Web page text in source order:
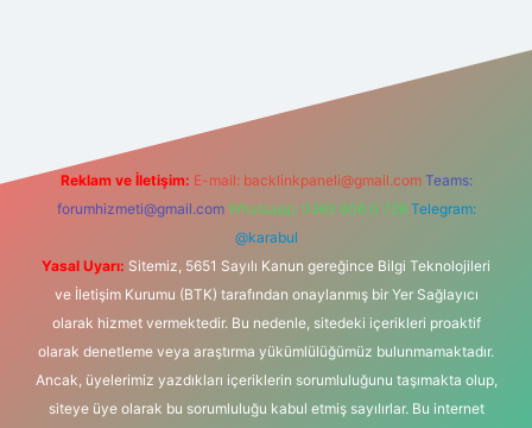
Reklam ve İletişim: E-mail: backlinkpaneli@gmail.com Teams:
forumhizmeti@gmail.com Whatsapp: 0262 606 0 726 Telegram:
@karabul
Yasal Uyarı: Sitemiz, 5651 Sayılı Kanun gereğince Bilgi Teknolojileri
ve İletişim Kurumu (BTK) tarafından onaylanmış bir Yer Sağlayıcı
olarak hizmet vermektedir. Bu nedenle, sitedeki içerikleri proaktif
olarak denetleme veya araştırma yükümlülüğümüz bulunmamaktadır.
Ancak, üyelerimiz yazdıkları içeriklerin sorumluluğunu taşımakta olup,
siteye üye olarak bu sorumluluğu kabul etmiş sayılırlar. Bu internet